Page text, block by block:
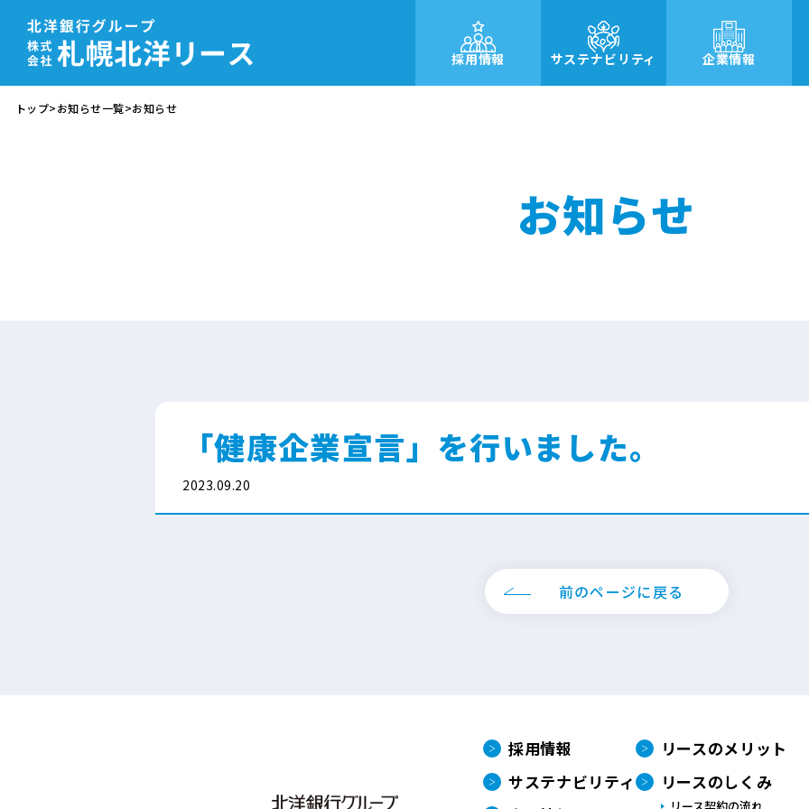
採用情報 サステナビリティ 企業情報
トップ>お知らせ一覧>お知らせ
お知らせ
「健康企業宣言」を行いました。
2023.09.20
前のページに戻る
採用情報
サステナビリティ
リースのメリット
リースのしくみ